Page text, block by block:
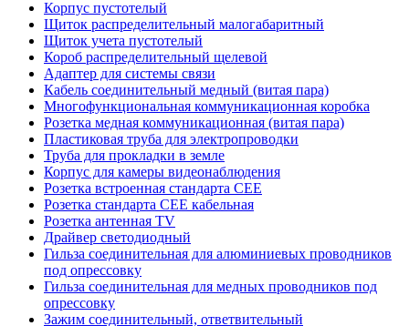
Корпус пустотелый
Щиток распределительный малогабаритный
Щиток учета пустотелый
Короб распределительный щелевой
Адаптер для системы связи
Кабель соединительный медный (витая пара)
Многофункциональная коммуникационная коробка
Розетка медная коммуникационная (витая пара)
Пластиковая труба для электропроводки
Труба для прокладки в земле
Корпус для камеры видеонаблюдения
Розетка встроенная стандарта CEE
Розетка стандарта СЕЕ кабельная
Розетка антенная TV
Драйвер светодиодный
Гильза соединительная для алюминиевых проводников
под опрессовку
Гильза соединительная для медных проводников под
опрессовку
Зажим соединительный, ответвительный